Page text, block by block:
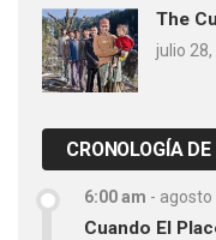
The
julio 28,
CRONOLOGÍA
6:00 am - agosto
Cuando El